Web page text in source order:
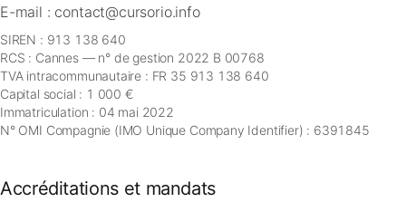
E-mail : contact@cursorio.info
SIREN : 913 138 640
RCS : Cannes — n° de gestion 2022 B 00768
TVA intracommunautaire : FR 35 913 138 640
Capital social : 1 000 €
Immatriculation : 04 mai 2022
N° OMI Compagnie (IMO Unique Company Identifier) : 6391845
Accréditations et mandats